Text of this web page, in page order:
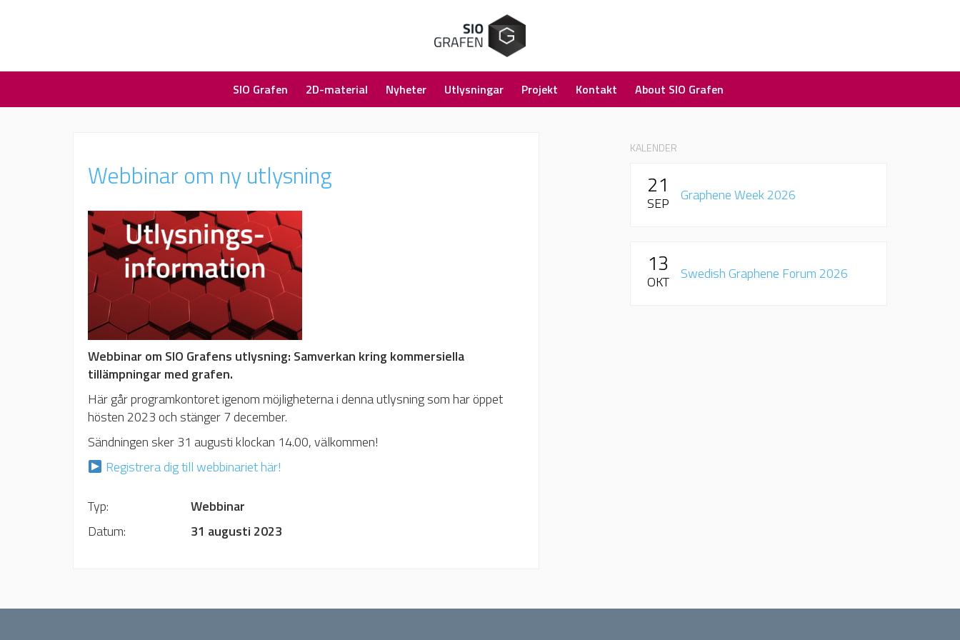
SIO Grafen 2D-material Nyheter Utlysningar Projekt Kontakt About SIO Grafen
Webbinar om ny utlysning
Webbinar om SIO Grafens utlysning: Samverkan kring kommersiella
tillämpningar med grafen.
Här går programkontoret igenom möjligheterna i denna utlysning som har öppet
hösten 2023 och stänger 7 december.
Sändningen sker 31 augusti klockan 14.00, välkommen!
Registrera dig till webbinariet här!
Webbinar
31 augusti 2023
KALENDER
21
SEP Graphene Week 2026
13
OKT Swedish Graphene Forum 2026